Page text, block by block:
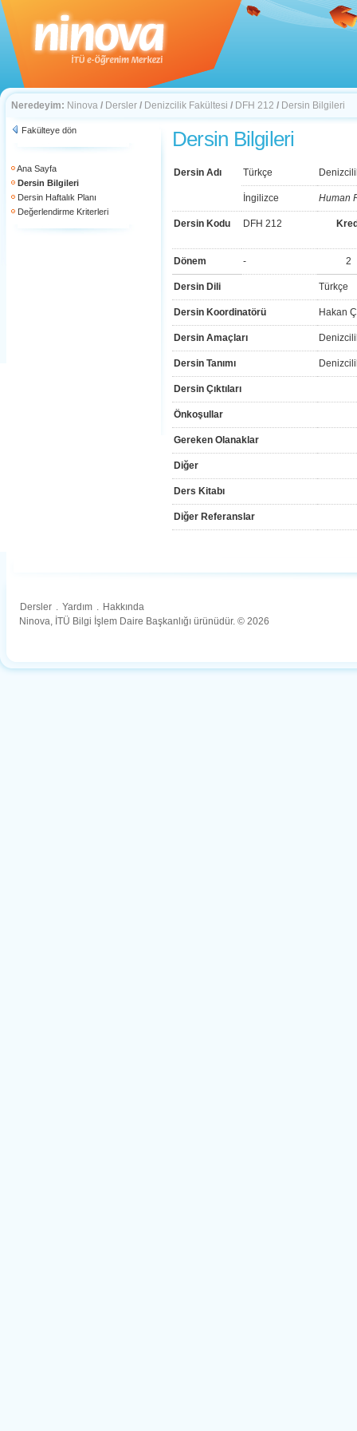
Neredeyim: Ninova / Dersler / Denizcilik Fakültesi / DFH 212 / Dersin Bilgileri
Fakülteye dön
Ana Sayfa
Dersin Bilgileri
Dersin Haftalık Planı
Değerlendirme Kriterleri
Dersin Bilgileri
Dersin Adı Türkçe
İngilizce Human
Dersin Kodu DFH 212
Dönem - 2
Dersin Dili Türkçe
Dersin Koordinatörü Hakan
Dersin Amaçları
Dersin Tanımı
Dersin Çıktıları
Önkoşullar
Gereken Olanaklar
Diğer
Ders Kitabı
Diğer Referanslar
Dersler . Yardım . Hakkında
Ninova, İTÜ Bilgi İşlem Daire Başkanlığı ürünüdür. © 2026